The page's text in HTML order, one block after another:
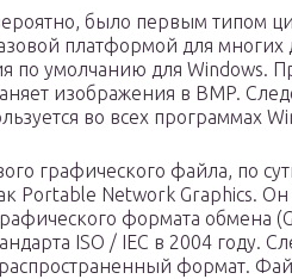
было первым типом
платформой для
по умолчанию для Windows.
изображения в BMP.
во всех программах
графического файла, по
Portable Network Graphics.
формата обмена
ISO / IEC в 2004 году.
формат.